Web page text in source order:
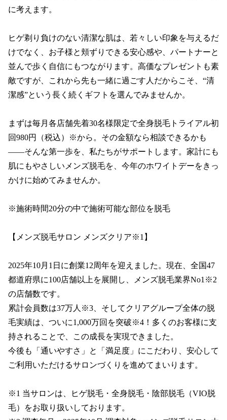
に考えます。
ヒゲ剃り負けのない清潔な肌は、若々しい印象を与えるだ
けでなく、お子様と頬ずりできる安心感や、パートナーと
並んで歩く自信にもつながります。高価なプレゼントも素
敵ですが、これから先も一緒に過ごす人だからこそ、“清
潔感”という長く続くギフトを選んでみませんか。
まずは毎月各店舗先着30名様限定で全身脱毛トライアル初
回980円（税込）※から。その金額なら相談できるかも
――そんな第一歩を、私たちがサポートします。家計にも
肌にもやさしいメンズ脱毛を、今年のホワイトデーをきっ
かけに始めてみませんか。
※施術時間20分の中で施術可能な部位を脱毛
【メンズ脱毛サロン メンズクリア※1】
2025年10月1日に創業12周年を迎えました。現在、全国47
都道府県に100店舗以上を展開し、メンズ脱毛業界No1※2
の店舗数です。
累計会員数は37万人※3、そしてクリアグループ全体の脱
毛実績は、ついに1,000万回を突破※4！多くのお客様に支
持されることで、この成長を実現できました。
今後も「通いやすさ」と「満足度」にこだわり、安心して
ご利用いただけるサロンづくりを進めてまいります。
※1 当サロンは、ヒゲ脱毛・全身脱毛・陰部脱毛（VIO脱
毛）をお取り扱いしております。